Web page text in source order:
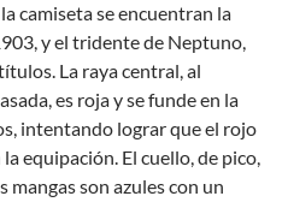
camiseta se encuentran la
y el tridente de Neptuno,
La raya central, al
es roja y se funde en la
intentando lograr que el rojo
equipación. El cuello, de pico,
mangas son azules con un